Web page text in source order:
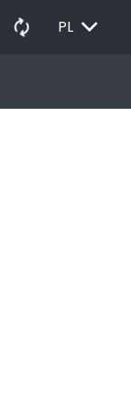
autorenew PL EXPAND_MORE